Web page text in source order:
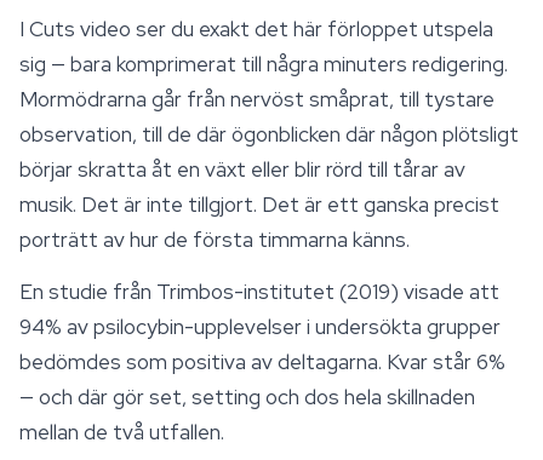
I Cuts video ser du exakt det här förloppet utspela
sig — bara komprimerat till några minuters redigering.
Mormödrarna går från nervöst småprat, till tystare
observation, till de där ögonblicken där någon plötsligt
börjar skratta åt en växt eller blir rörd till tårar av
musik. Det är inte tillgjort. Det är ett ganska precist
porträtt av hur de första timmarna känns.
En studie från Trimbos-institutet (2019) visade att
94% av psilocybin-upplevelser i undersökta grupper
bedömdes som positiva av deltagarna. Kvar står 6%
— och där gör set, setting och dos hela skillnaden
mellan de två utfallen.